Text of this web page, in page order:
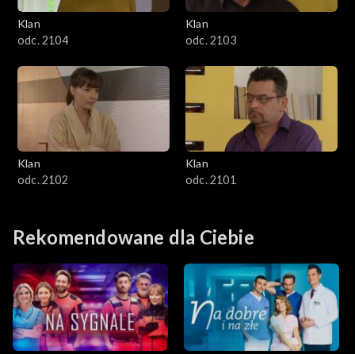
Klan
odc. 2104
Klan
odc. 2103
Klan
odc. 2102
Klan
odc. 2101
Rekomendowane dla Ciebie